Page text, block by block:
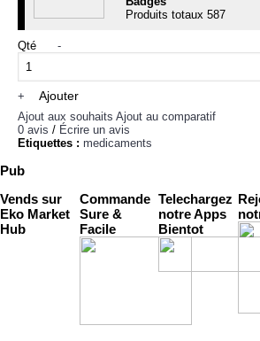
Produits totaux 587
Qté -
+ Ajouter
Ajout aux souhaits Ajout au comparatif
0 avis / Écrire un avis
Etiquettes : medicaments
Pub
Vends sur
Eko Market
Hub
Commande
Sure &
Facile
Telechargez
notre Apps
Bientot